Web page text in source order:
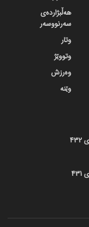
هەڵبژاردەی
سەرنووسەر
وتار
وتووێژ
وەرزش
وێنە